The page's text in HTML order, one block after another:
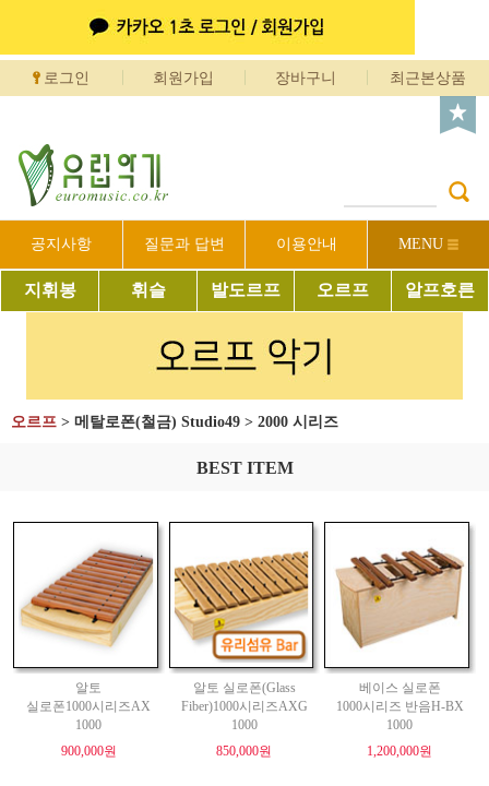
로그인 회원가입 장바구니 최근본상품
공지사항 질문과 답변 이용안내 MENU
지휘봉 휘슬 발도르프 오르프 알프호른
오르프 > 메탈로폰(철금) Studio49 > 2000 시리즈
BEST ITEM
알토
실로폰1000시리즈AX
1000
900,000원
알토 실로폰(Glass
Fiber)1000시리즈AXG
1000
850,000원
베이스 실로폰
1000시리즈 반음H-BX
1000
1,200,000원